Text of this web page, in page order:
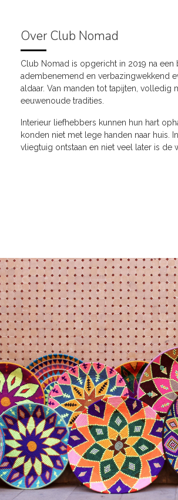
Over Club Nomad
Club Nomad is opgericht in 2019 na een
adembenemend en verbazingwekkend
aldaar. Van manden tot tapijten, volledig
eeuwenoude tradities.
Interieur liefhebbers kunnen hun hart
konden niet met lege handen naar huis.
vliegtuig ontstaan en niet veel later is de